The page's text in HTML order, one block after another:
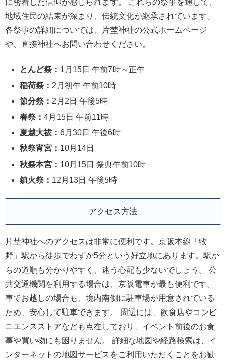
に密着した信仰が感じられます。 これらの祭事を通して、
地域住民の結束が深まり、伝統文化が継承されています。
各祭事の詳細については、片埜神社の公式ホームページ
や、直接神社へお問い合わせください。
とんど祭： 1月15日 午前7時～正午
稲荷祭： 2月初午 午前10時
節分祭： 2月2日 午後5時
春祭：4月15日 午前11時
夏越大祓：6月30日 午後6時
秋祭宵宮： 10月14日
秋祭本宮： 10月15日 祭典午前10時
鎮火祭： 12月13日 午後5時
アクセス方法
片埜神社へのアクセスは非常に便利です。京阪本線「牧
野」駅から徒歩でわずか5分という好立地にあります。駅か
らの道順も分かりやすく、迷う心配も少ないでしょう。 公
共交通機関を利用する場合は、京阪電車が最も便利です。
車でお越しの場合も、境内南側に駐車場が用意されている
ため、安心して駐車できます。 周辺には、飲食店やコンビ
ニエンスストアなども点在しており、イベント前後のお食
事や買い物にも困りません。 詳細な地図や経路検索は、イ
ンターネットの地図サービスをご利用いただくことをお勧